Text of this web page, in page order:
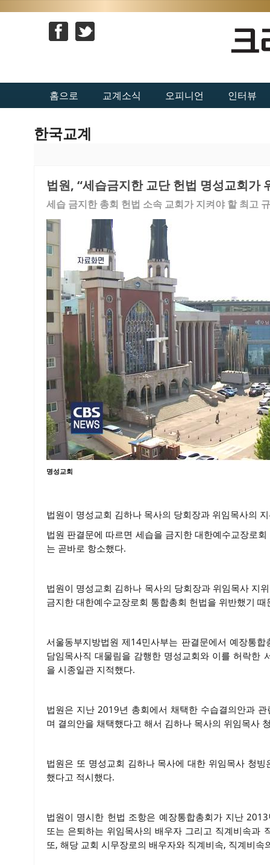
홈으로 교계소식 오피니언 인터뷰
한국교계
법원, “세습금지한 교단 헌법 명성교회가
세습 금지한 총회 헌법 소속 교회가 지켜야 할 최고
명성교회
법원이 명성교회 김하나 목사의 당회장과 위임목사의
법원 판결문에 따르면 세습을 금지한 대한예수교장로
는 곧바로 항소했다.
법원이 명성교회 김하나 목사의 당회장과 위임목사 지
금지한 대한예수교장로회 통합총회 헌법을 위반했기 때
서울동부지방법원 제14민사부는 판결문에서 예장통
담임목사직 대물림을 감행한 명성교회와 이를 허락한
을 시종일관 지적했다.
법원은 지난 2019년 총회에서 채택한 수습결의안과
며 결의안을 채택했다고 해서 김하나 목사의 위임목사
법원은 또 명성교회 김하나 목사에 대한 위임목사 청
했다고 적시했다.
법원이 명시한 헌법 조항은 예장통합총회가 지난
또는 은퇴하는 위임목사의 배우자 그리고 직계비속과
또, 해당 교회 시무장로의 배우자와 직계비속, 직계비